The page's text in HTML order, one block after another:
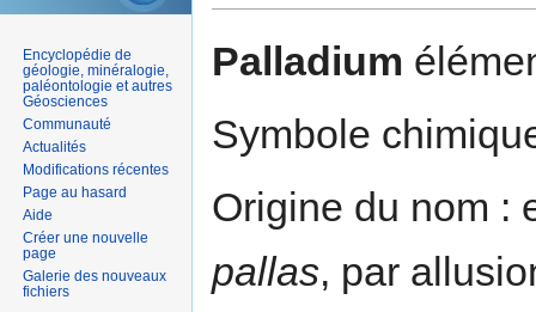
Palladium
Symbole
Origine du nom :
pallas, par
Encyclopédie de
géologie, minéralogie,
paléontologie et autres
Géosciences
Communauté
Actualités
Modifications récentes
Page au hasard
Aide
Créer une nouvelle
page
Galerie des nouveaux
fichiers